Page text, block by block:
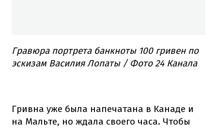
Гравюра портрета банкноты 100 гривен по
эскизам Василия Лопаты / Фото 24 Канала
Гривна уже была напечатана в Канаде и
на Мальте, но ждала своего часа. Чтобы